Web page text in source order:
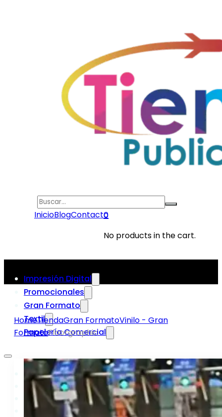
Search
InicioBlogContacto
0
No products in the cart.
Impresión Digital
Promocionales
Gran Formato
Textil
Papelería Comercial
Impresión Digital
Promocionales
Gran Formato
Textil
HomeTiendaGran FormatoVinilo - Gran
FormatoFloorgraphic